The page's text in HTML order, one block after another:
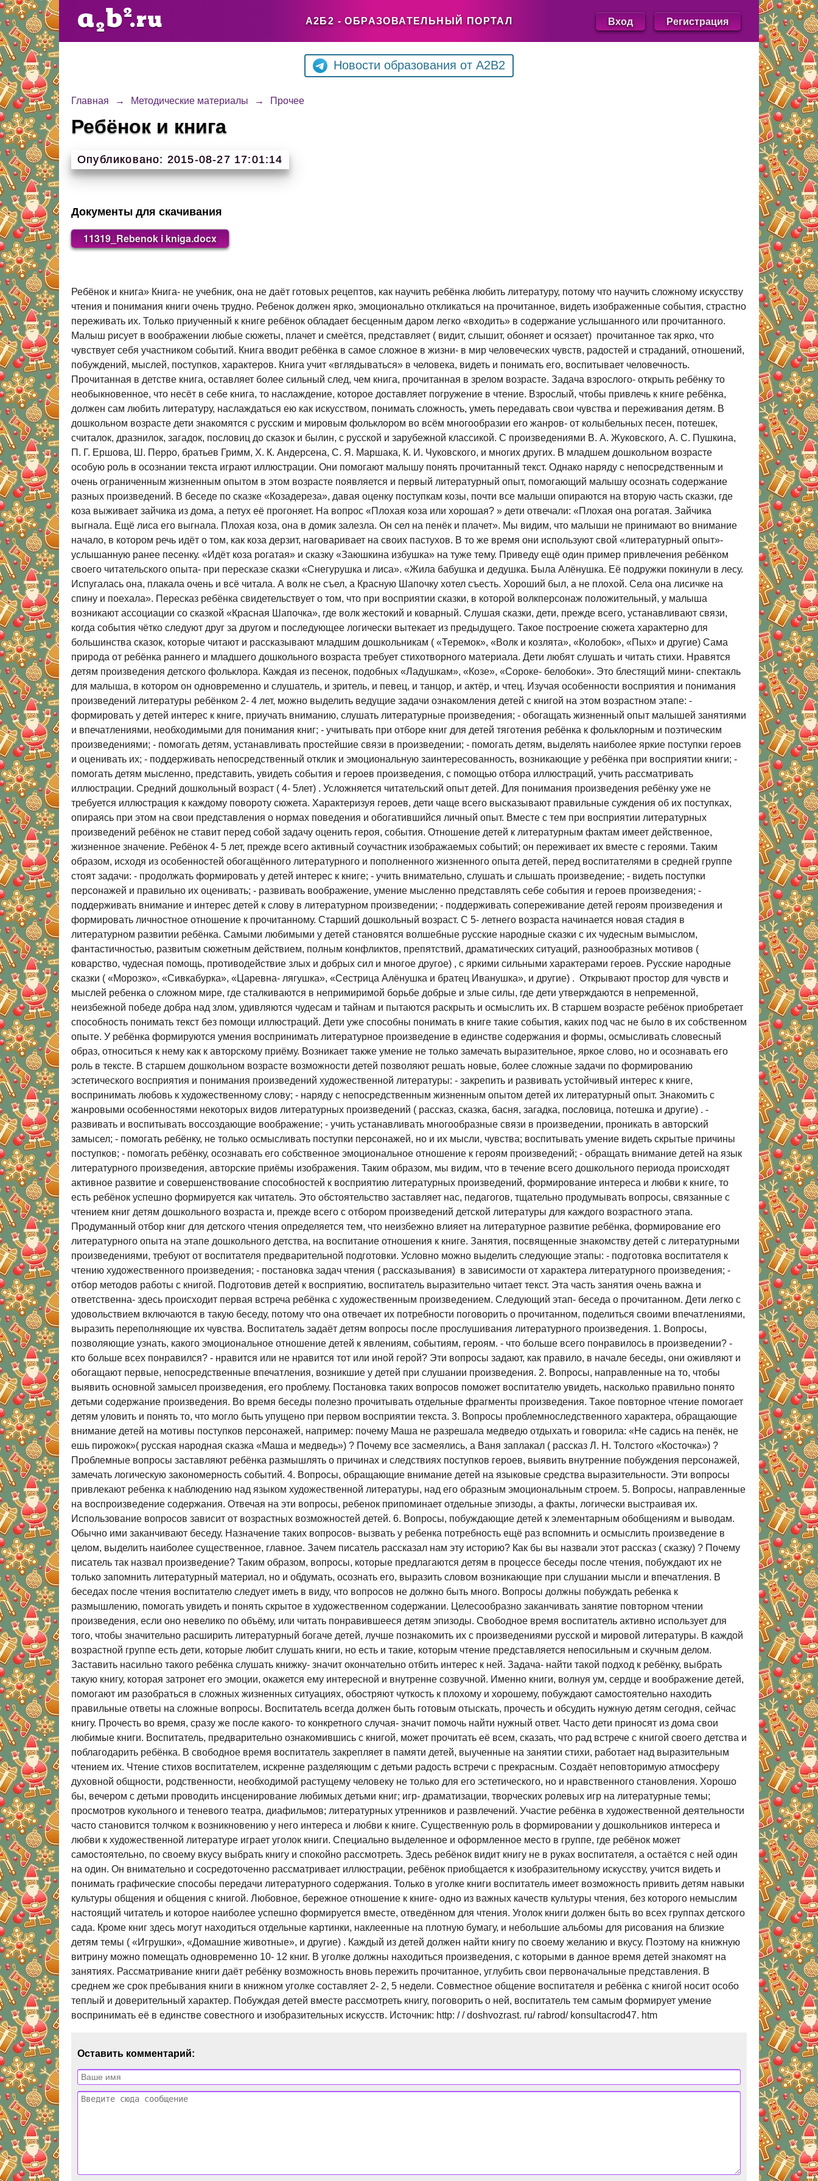
А2Б2 - ОБРАЗОВАТЕЛЬНЫЙ ПОРТАЛ Вход Регистрация
Новости образования от A2B2
Главная → Методические материалы → Прочее
Ребёнок и книга
Опубликовано: 2015-08-27 17:01:14
Документы для скачивания
11319_Rebenok i kniga.docx
Ребёнок и книга» Книга- не учебник, она не даёт готовых рецептов, как научить ребёнка любить литературу, потому что научить сложному искусству чтения и понимания книги очень трудно. Ребенок должен ярко, эмоционально откликаться на прочитанное, видеть изображенные события, страстно переживать их. Только приученный к книге ребёнок обладает бесценным даром легко «входить» в содержание услышанного или прочитанного. Малыш рисует в воображении любые сюжеты, плачет и смеётся, представляет ( видит, слышит, обоняет и осязает) прочитанное так ярко, что чувствует себя участником событий. Книга вводит ребёнка в самое сложное в жизни- в мир человеческих чувств, радостей и страданий, отношений, побуждений, мыслей, поступков, характеров. Книга учит «вглядываться» в человека, видеть и понимать его, воспитывает человечность. Прочитанная в детстве книга, оставляет более сильный след, чем книга, прочитанная в зрелом возрасте. Задача взрослого- открыть ребёнку то необыкновенное, что несёт в себе книга, то наслаждение, которое доставляет погружение в чтение. Взрослый, чтобы привлечь к книге ребёнка, должен сам любить литературу, наслаждаться ею как искусством, понимать сложность, уметь передавать свои чувства и переживания детям. В дошкольном возрасте дети знакомятся с русским и мировым фольклором во всём многообразии его жанров- от колыбельных песен, потешек, считалок, дразнилок, загадок, пословиц до сказок и былин, с русской и зарубежной классикой. С произведениями В. А. Жуковского, А. С. Пушкина, П. Г. Ершова, Ш. Перро, братьев Гримм, Х. К. Андерсена, С. Я. Маршака, К. И. Чуковского, и многих других. В младшем дошкольном возрасте особую роль в осознании текста играют иллюстрации. Они помогают малышу понять прочитанный текст. Однако наряду с непосредственным и очень ограниченным жизненным опытом в этом возрасте появляется и первый литературный опыт, помогающий малышу осознать содержание разных произведений. В беседе по сказке «Козадереза», давая оценку поступкам козы, почти все малыши опираются на вторую часть сказки, где коза выживает зайчика из дома, а петух её прогоняет. На вопрос «Плохая коза или хорошая? » дети отвечали: «Плохая она рогатая. Зайчика выгнала. Ещё лиса его выгнала. Плохая коза, она в домик залезла. Он сел на пенёк и плачет». Мы видим, что малыши не принимают во внимание начало, в котором речь идёт о том, как коза дерзит, наговаривает на своих пастухов. В то же время они используют свой «литературный опыт»- услышанную ранее песенку. «Идёт коза рогатая» и сказку «Заюшкина избушка» на туже тему. Приведу ещё один пример привлечения ребёнком своего читательского опыта- при пересказе сказки «Снегурушка и лиса». «Жила бабушка и дедушка. Была Алёнушка. Её подружки покинули в лесу. Испугалась она, плакала очень и всё читала. А волк не съел, а Красную Шапочку хотел съесть. Хороший был, а не плохой. Села она лисичке на спину и поехала». Пересказ ребёнка свидетельствует о том, что при восприятии сказки, в которой волкперсонаж положительный, у малыша возникают ассоциации со сказкой «Красная Шапочка», где волк жестокий и коварный. Слушая сказки, дети, прежде всего, устанавливают связи, когда события чётко следуют друг за другом и последующее логически вытекает из предыдущего. Такое построение сюжета характерно для большинства сказок, которые читают и рассказывают младшим дошкольникам ( «Теремок», «Волк и козлята», «Колобок», «Пых» и другие) Сама природа от ребёнка раннего и младшего дошкольного возраста требует стихотворного материала. Дети любят слушать и читать стихи. Нравятся детям произведения детского фольклора. Каждая из песенок, подобных «Ладушкам», «Козе», «Сороке- белобоки». Это блестящий мини- спектакль для малыша, в котором он одновременно и слушатель, и зритель, и певец, и танцор, и актёр, и чтец. Изучая особенности восприятия и понимания произведений литературы ребёнком 2- 4 лет, можно выделить ведущие задачи ознакомления детей с книгой на этом возрастном этапе: - формировать у детей интерес к книге, приучать вниманию, слушать литературные произведения; - обогащать жизненный опыт малышей занятиями и впечатлениями, необходимыми для понимания книг; - учитывать при отборе книг для детей тяготения ребёнка к фольклорным и поэтическим произведениями; - помогать детям, устанавливать простейшие связи в произведении; - помогать детям, выделять наиболее яркие поступки героев и оценивать их; - поддерживать непосредственный отклик и эмоциональную заинтересованность, возникающие у ребёнка при восприятии книги; - помогать детям мысленно, представить, увидеть события и героев произведения, с помощью отбора иллюстраций, учить рассматривать иллюстрации. Средний дошкольный возраст ( 4- 5лет) . Усложняется читательский опыт детей. Для понимания произведения ребёнку уже не требуется иллюстрация к каждому повороту сюжета. Характеризуя героев, дети чаще всего высказывают правильные суждения об их поступках, опираясь при этом на свои представления о нормах поведения и обогатившийся личный опыт. Вместе с тем при восприятии литературных произведений ребёнок не ставит перед собой задачу оценить героя, события. Отношение детей к литературным фактам имеет действенное, жизненное значение. Ребёнок 4- 5 лет, прежде всего активный соучастник изображаемых событий; он переживает их вместе с героями. Таким образом, исходя из особенностей обогащённого литературного и пополненного жизненного опыта детей, перед воспитателями в средней группе стоят задачи: - продолжать формировать у детей интерес к книге; - учить внимательно, слушать и слышать произведение; - видеть поступки персонажей и правильно их оценивать; - развивать воображение, умение мысленно представлять себе события и героев произведения; - поддерживать внимание и интерес детей к слову в литературном произведении; - поддерживать сопереживание детей героям произведения и формировать личностное отношение к прочитанному. Старший дошкольный возраст. С 5- летнего возраста начинается новая стадия в литературном развитии ребёнка. Самыми любимыми у детей становятся волшебные русские народные сказки с их чудесным вымыслом, фантастичностью, развитым сюжетным действием, полным конфликтов, препятствий, драматических ситуаций, разнообразных мотивов ( коварство, чудесная помощь, противодействие злых и добрых сил и многое другое) , с яркими сильными характерами героев. Русские народные сказки ( «Морозко», «Сивкабурка», «Царевна- лягушка», «Сестрица Алёнушка и братец Иванушка», и другие) . Открывают простор для чувств и мыслей ребенка о сложном мире, где сталкиваются в непримиримой борьбе добрые и злые силы, где дети утверждаются в непременной, неизбежной победе добра над злом, удивляются чудесам и тайнам и пытаются раскрыть и осмыслить их. В старшем возрасте ребёнок приобретает способность понимать текст без помощи иллюстраций. Дети уже способны понимать в книге такие события, каких под час не было в их собственном опыте. У ребёнка формируются умения воспринимать литературное произведение в единстве содержания и формы, осмысливать словесный образ, относиться к нему как к авторскому приёму. Возникает также умение не только замечать выразительное, яркое слово, но и осознавать его роль в тексте. В старшем дошкольном возрасте возможности детей позволяют решать новые, более сложные задачи по формированию эстетического восприятия и понимания произведений художественной литературы: - закрепить и развивать устойчивый интерес к книге, воспринимать любовь к художественному слову; - наряду с непосредственным жизненным опытом детей их литературный опыт. Знакомить с жанровыми особенностями некоторых видов литературных произведений ( рассказ, сказка, басня, загадка, пословица, потешка и другие) . - развивать и воспитывать воссоздающие воображение; - учить устанавливать многообразные связи в произведении, проникать в авторский замысел; - помогать ребёнку, не только осмысливать поступки персонажей, но и их мысли, чувства; воспитывать умение видеть скрытые причины поступков; - помогать ребёнку, осознавать его собственное эмоциональное отношение к героям произведений; - обращать внимание детей на язык литературного произведения, авторские приёмы изображения. Таким образом, мы видим, что в течение всего дошкольного периода происходят активное развитие и совершенствование способностей к восприятию литературных произведений, формирование интереса и любви к книге, то есть ребёнок успешно формируется как читатель. Это обстоятельство заставляет нас, педагогов, тщательно продумывать вопросы, связанные с чтением книг детям дошкольного возраста и, прежде всего с отбором произведений детской литературы для каждого возрастного этапа. Продуманный отбор книг для детского чтения определяется тем, что неизбежно влияет на литературное развитие ребёнка, формирование его литературного опыта на этапе дошкольного детства, на воспитание отношения к книге. Занятия, посвященные знакомству детей с литературными произведениями, требуют от воспитателя предварительной подготовки. Условно можно выделить следующие этапы: - подготовка воспитателя к чтению художественного произведения; - постановка задач чтения ( рассказывания) в зависимости от характера литературного произведения; - отбор методов работы с книгой. Подготовив детей к восприятию, воспитатель выразительно читает текст. Эта часть занятия очень важна и ответственна- здесь происходит первая встреча ребёнка с художественным произведением. Следующий этап- беседа о прочитанном. Дети легко с удовольствием включаются в такую беседу, потому что она отвечает их потребности поговорить о прочитанном, поделиться своими впечатлениями, выразить переполняющие их чувства. Воспитатель задаёт детям вопросы после прослушивания литературного произведения. 1. Вопросы, позволяющие узнать, какого эмоциональное отношение детей к явлениям, событиям, героям. - что больше всего понравилось в произведении? - кто больше всех понравился? - нравится или не нравится тот или иной герой? Эти вопросы задают, как правило, в начале беседы, они оживляют и обогащают первые, непосредственные впечатления, возникшие у детей
Оставить комментарий: